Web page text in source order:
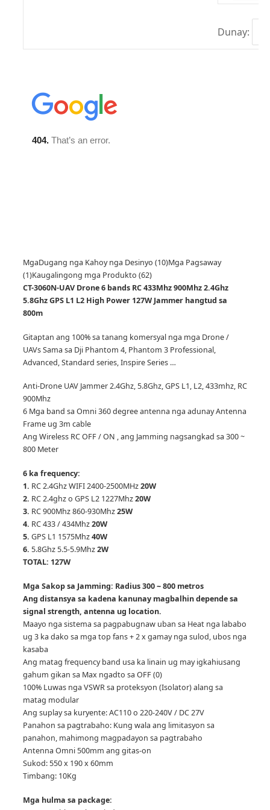
Dunay:
MgaDugang nga Kahoy nga Desinyo (10)Mga Pagsaway
(1)Kaugalingong mga Produkto (62)
CT-3060N-UAV Drone 6 bands RC 433Mhz 900Mhz 2.4Ghz
5.8Ghz GPS L1 L2 High Power 127W Jammer hangtud sa
800m
Gitaptan ang 100% sa tanang komersyal nga mga Drone /
UAVs Sama sa Dji Phantom 4, Phantom 3 Professional,
Advanced, Standard series, Inspire Series …
Anti-Drone UAV Jammer 2.4Ghz, 5.8Ghz, GPS L1, L2, 433mhz, RC
900Mhz
6 Mga band sa Omni 360 degree antenna nga adunay Antenna
Frame ug 3m cable
Ang Wireless RC OFF / ON , ang Jamming nagsangkad sa 300 ~
800 Meter
6 ka frequency:
1. RC 2.4Ghz WIFI 2400-2500MHz20W
2. RC 2.4ghz o GPS L2 1227Mhz20W
3. RC 900Mhz 860-930Mhz25W
4. RC 433 / 434Mhz20W
5. GPS L1 1575Mhz40W
6. 5.8Ghz 5.5-5.9Mhz2W
TOTAL: 127W
Mga Sakop sa Jamming: Radius 300 ~ 800 metros
Ang distansya sa kadena kanunay magbalhin depende sa
signal strength, antenna ug location.
Maayo nga sistema sa pagpabugnaw uban sa Heat nga lababo
ug 3 ka dako sa mga top fans + 2 x gamay nga sulod, ubos nga
kasaba
Ang matag frequency band usa ka linain ug may igkahiusang
gahum gikan sa Max ngadto sa OFF (0)
100% Luwas nga VSWR sa proteksyon (Isolator) alang sa
matag modular
Ang suplay sa kuryente: AC110 o 220-240V / DC 27V
Panahon sa pagtrabaho: Kung wala ang limitasyon sa
panahon, mahimong magpadayon sa pagtrabaho
Antenna Omni 500mm ang gitas-on
Sukod: 550 x 190 x 60mm
Timbang: 10Kg
Mga hulma sa package: